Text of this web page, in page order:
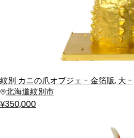
紋別 カニの爪オブジェ - 金箔版, 大 -
北海道紋別市
¥350,000